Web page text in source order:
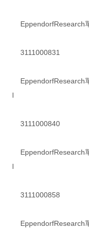
EppendorfResearch
3111000831
EppendorfResearch
l
3111000840
EppendorfResearch
l
3111000858
EppendorfResearch